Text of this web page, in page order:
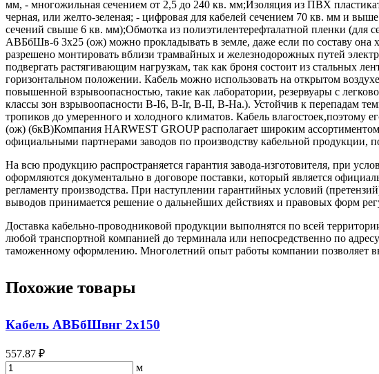
мм, - многожильная сечением от 2,5 до 240 кв. мм;Изоляция из ПВХ
черная, или желто-зеленая; - цифровая для кабелей сечением 70 кв. мм и
сечений свыше 6 кв. мм);Обмотка из полиэтилентерефталатной пленки
АВБбШв-6 3х25 (ож) можно прокладывать в земле, даже если по составу
разрешено монтировать вблизи трамвайных и железнодорожных путей
подвергать растягивающим нагрузкам, так как броня состоит из стальных
горизонтальном положении. Кабель можно использовать на открытом
повышенной взрывоопасностью, такие как лаборатории, резервуары с
классы зон взрывоопасности B-I6, B-Ir, B-II, В-На.). Устойчив к перепадам
тропиков до умеренного и холодного климатов. Кабель
(ож) (6кВ)Компания HARWEST GROUP располагает широким
официальными партнерами заводов по производству кабельной продукции,
На всю продукцию распространяется гарантия завода-изготовителя, при
оформляются документально в договоре поставки, который является
регламенту производства. При наступлении гарантийных условий
выводов принимается решение о дальнейших действиях и правовых форм
Доставка кабельно-проводниковой продукции выполнятся по всей
любой транспортной компанией до терминала или непосредственно по
таможенному оформлению. Многолетний опыт работы компании позволяет
Похожие товары
Кабель АВБбШвнг 2х150
557.87 ₽
м